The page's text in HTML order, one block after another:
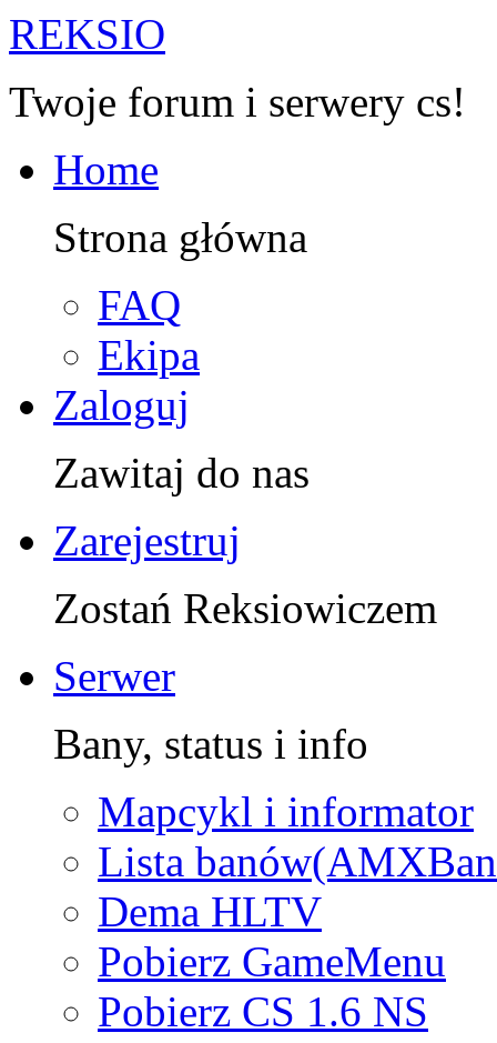
REKSIO
Twoje forum i serwery cs!
Home
Strona główna
FAQ
Ekipa
Zaloguj
Zawitaj do nas
Zarejestruj
Zostań Reksiowiczem
Serwer
Bany, status i info
Mapcykl i informator
Lista
Dema HLTV
Pobierz GameMenu
Pobierz CS 1.6 NS